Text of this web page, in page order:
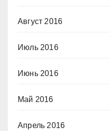
Август 2016
Июль 2016
Июнь 2016
Май 2016
Апрель 2016